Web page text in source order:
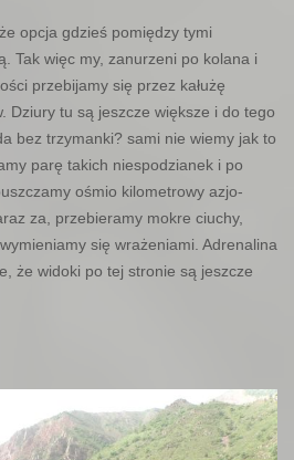
opcja gdzieś pomiędzy tymi
Tak więc my, zanurzeni po kolana i
przebijamy się przez kałużę
Dziury tu są jeszcze większe i do tego
bez trzymanki? sami nie wiemy jak to
parę takich niespodzianek i po
ośmio kilometrowy azjo-
za, przebieramy mokre ciuchy,
się wrażeniami. Adrenalina
że widoki po tej stronie są jeszcze